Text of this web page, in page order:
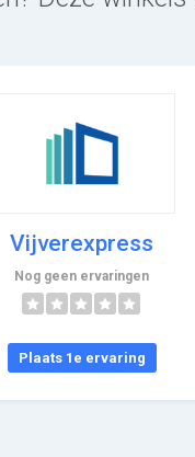
Vijverexpress
Nog geen ervaringen
Plaats 1e ervaring